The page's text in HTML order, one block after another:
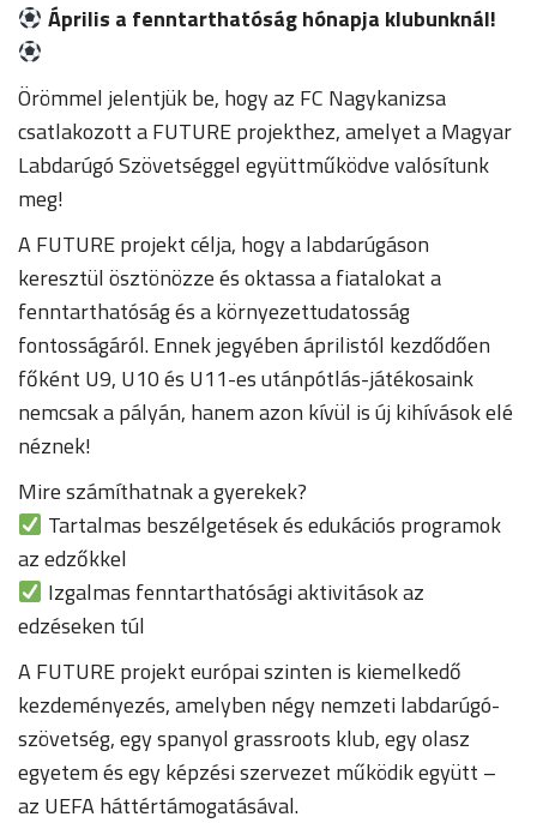
Április a fenntarthatóság hónapja klubunknál!
Örömmel jelentjük be, hogy az FC Nagykanizsa
csatlakozott a FUTURE projekthez, amelyet a Magyar
Labdarúgó Szövetséggel együttműködve valósítunk
meg!
A FUTURE projekt célja, hogy a labdarúgáson
keresztül ösztönözze és oktassa a fiatalokat a
fenntarthatóság és a környezettudatosság
fontosságáról. Ennek jegyében áprilistól kezdődően
főként U9, U10 és U11-es utánpótlás-játékosaink
nemcsak a pályán, hanem azon kívül is új kihívások elé
néznek!
Mire számíthatnak a gyerekek?
Tartalmas beszélgetések és edukációs programok
az edzőkkel
Izgalmas fenntarthatósági aktivitások az
edzéseken túl
A FUTURE projekt európai szinten is kiemelkedő
kezdeményezés, amelyben négy nemzeti labdarúgó-
szövetség, egy spanyol grassroots klub, egy olasz
egyetem és egy képzési szervezet működik együtt –
az UEFA háttértámogatásával.